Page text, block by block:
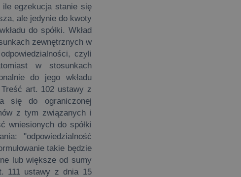
ile egzekucja stanie się
ale jedynie do kwoty
do spółki. Wkład
zewnętrznych w
czyli
w stosunkach
do jego wkładu
art. 102 ustawy z
się do ograniczonej
z tym związanych i
wniesionych do spółki
"odpowiedzialność
takie będzie
lub większe od sumy
111 ustawy z dnia 15